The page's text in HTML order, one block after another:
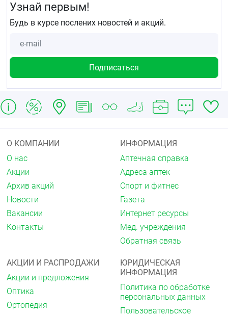
Узнай первым!
Будь в курсе послених новостей и акций.
О КОМПАНИИ
О нас
Акции
Архив акций
Новости
Вакансии
Контакты
ИНФОРМАЦИЯ
Аптечная справка
Адреса аптек
Спорт и фитнес
Газета
Интернет ресурсы
Мед. учреждения
Обратная связь
АКЦИИ И РАСПРОДАЖИ
Акции и предложения
Оптика
Ортопедия
ЮРИДИЧЕСКАЯ
ИНФОРМАЦИЯ
Политика по обработке
персональных данных
Пользовательское